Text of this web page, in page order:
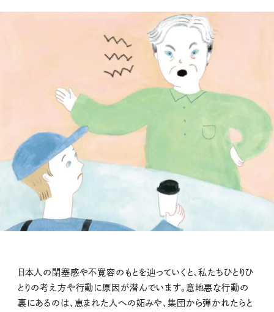
日本人の閉塞感や不寛容のもとを辿っていくと、私たちひとりひ
とりの考え方や行動に原因が潜んでいます。意地悪な行動の
裏にあるのは、恵まれた人への妬みや、集団から弾かれたらと